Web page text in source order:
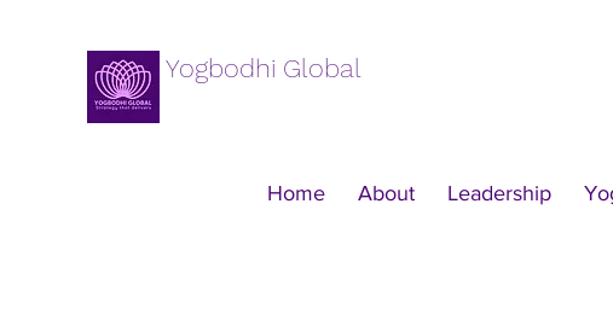
Yogbodhi Global
Home About Leadership